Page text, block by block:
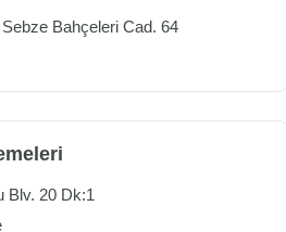
Bahçeleri Cad. 64
Blv. 20 Dk:1